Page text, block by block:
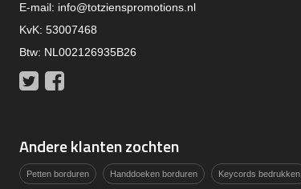
E-mail: info@totzienspromotions.nl
KvK: 53007468
Btw: NL002126935B26
Twitter
Andere klanten zochten
Petten borduren Handdoeken borduren Keycords bedrukken